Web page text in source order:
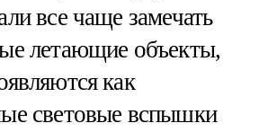
все чаще замечать
летающие объекты,
как
световые вспышки